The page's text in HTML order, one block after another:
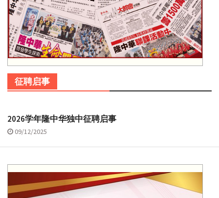
征聘启事
2026学年隆中华独中征聘启事
09/12/2025